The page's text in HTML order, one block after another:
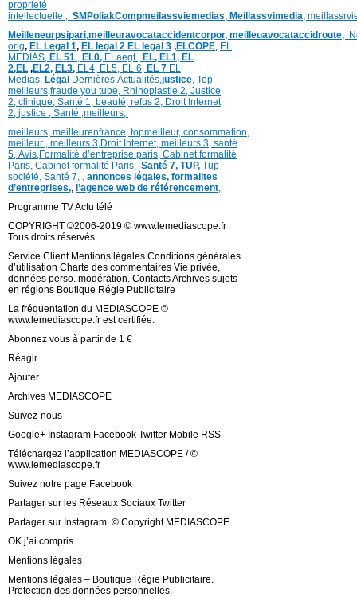
proprieté
intellectuelle
SMPoliakCompmeilassviemedias, Meillassvimedia,
Meilleneurpsipari,meilleuravocataccidentcorpor, meilleuavocataccidroute,
orig, EL Legal 1, EL legal 2 EL legal 3 ,ELCOPE EL
MEDIAS, EL 51 EL0, ELaegt , EL, EL1, EL
2,EL ,EL2, EL3, EL4, EL5, EL 6, EL 7 EL
Medias, Légal Dernières Actualités, justice Top
meilleurs fraude you tube Rhinoplastie 2 Justice
2 clinique Santé 1 , beauté, refus 2 Droit Internet
2 justice , Santé , meilleurs
meilleurs meilleurenfrance, topmeilleur, consommation
meilleur , meilleurs 3, Droit Internet, meilleurs 3, santé
5, Avis Formalité d’entreprise paris, Cabinet formalité
Paris, Cabinet formalité Paris, Santé 7, TUP, Tup
société, Santé 7 annonces légales, formalites
d’entreprises, l’agence web de référencement
Programme TV Actu télé
COPYRIGHT ©2006-2019 © www.lemediascope.fr
Tous droits réservés
Service Client Mentions légales Conditions générales
d’utilisation Charte des commentaires Vie privée,
données perso. modération. Contacts Archives sujets
en régions Boutique Régie Publicitaire
La fréquentation du MEDIASCOPE ©
www.lemediascope.fr est certifiée.
Abonnez vous à partir de 1 €
Réagir
Ajouter
Archives MEDIASCOPE
Suivez-nous
Google+ Instagram Facebook Twitter Mobile RSS
Téléchargez l’application MEDIASCOPE / ©
www.lemediascope.fr
Suivez notre page Facebook
Partager sur les Réseaux Sociaux Twitter
Partager sur Instagram. © Copyright MEDIASCOPE
OK j’ai compris
Mentions légales
Mentions légales – Boutique Régie Publicitaire.
Protection des données personnelles.